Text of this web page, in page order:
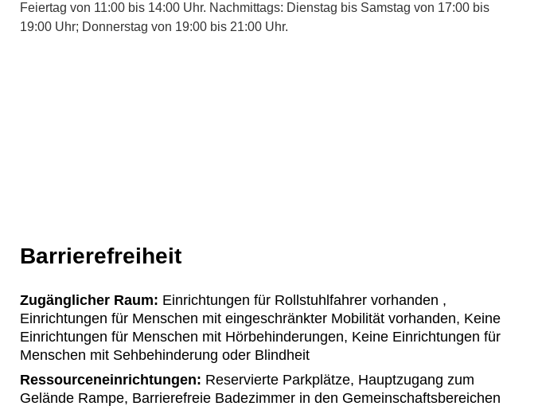
Feiertag von 11:00 bis 14:00 Uhr. Nachmittags: Dienstag bis Samstag von 17:00 bis
19:00 Uhr; Donnerstag von 19:00 bis 21:00 Uhr.
Barrierefreiheit
Zugänglicher Raum: Einrichtungen für Rollstuhlfahrer vorhanden ,
Einrichtungen für Menschen mit eingeschränkter Mobilität vorhanden, Keine
Einrichtungen für Menschen mit Hörbehinderungen, Keine Einrichtungen für
Menschen mit Sehbehinderung oder Blindheit
Ressourceneinrichtungen: Reservierte Parkplätze, Hauptzugang zum
Gelände Rampe, Barrierefreie Badezimmer in den Gemeinschaftsbereichen